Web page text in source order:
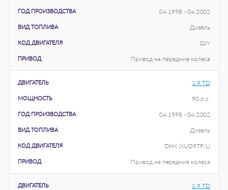
ГОД ПРОИЗВОДСТВА 04.1998 - 04.2002
ВИД ТОПЛИВА Дизель
КОД ДВИГАТЕЛЯ DJY
ПРИВОД Привод на передние колеса
ДВИГАТЕЛЬ 1.9 TD
МОЩНОСТЬ 90 л.с.
ГОД ПРОИЗВОДСТВА 04.1998 - 04.2002
ВИД ТОПЛИВА Дизель
КОД ДВИГАТЕЛЯ DHX (XUD9TF/L)
ПРИВОД Привод на передние колеса
ДВИГАТЕЛЬ 1.9 TD